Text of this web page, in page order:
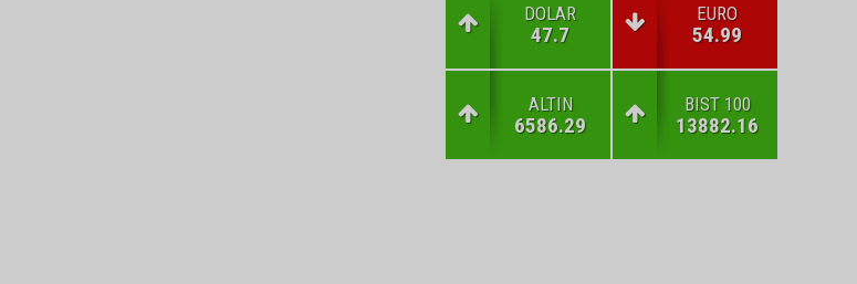
DOLAR
47.7
EURO
54.99
ALTIN
6586.29
BIST 100
13882.16